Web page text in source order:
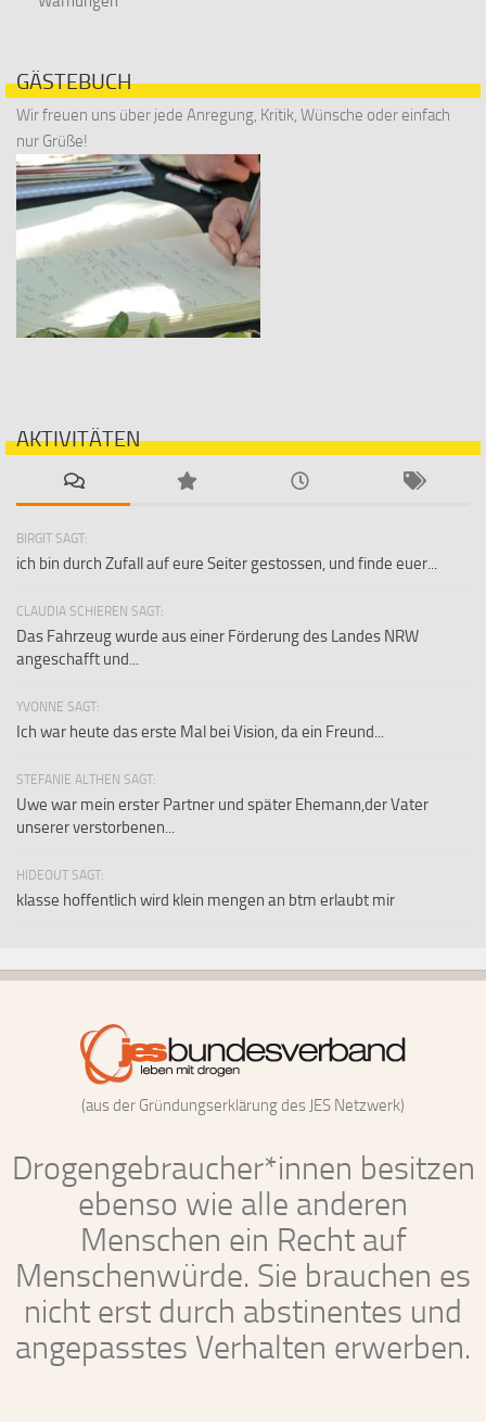
GÄSTEBUCH
Wir freuen uns über jede Anregung, Kritik, Wünsche oder einfach
nur Grüße!
AKTIVITÄTEN
BIRGIT SAGT:
ich bin durch Zufall auf eure Seiter gestossen, und finde euer...
CLAUDIA SCHIEREN SAGT:
Das Fahrzeug wurde aus einer Förderung des Landes NRW
angeschafft und...
YVONNE SAGT:
Ich war heute das erste Mal bei Vision, da ein Freund...
STEFANIE ALTHEN SAGT:
Uwe war mein erster Partner und später Ehemann,der Vater
unserer verstorbenen...
HIDEOUT SAGT:
klasse hoffentlich wird klein mengen an btm erlaubt mir
(aus der Gründungserklärung des JES Netzwerk)
Drogengebraucher*innen besitzen
ebenso wie alle anderen
Menschen ein Recht auf
Menschenwürde. Sie brauchen es
nicht erst durch abstinentes und
angepasstes Verhalten erwerben.